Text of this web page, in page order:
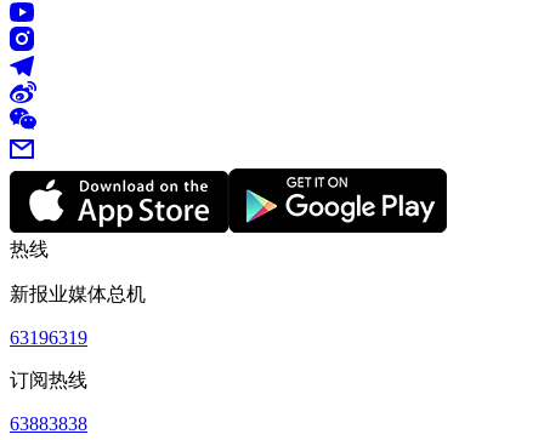
热线
新报业媒体总机
63196319
订阅热线
63883838